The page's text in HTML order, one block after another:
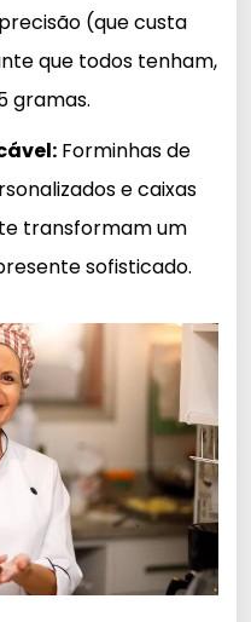
(que custa
que todos tenham,
gramas.
Forminhas de
e caixas
transformam um
sofisticado.